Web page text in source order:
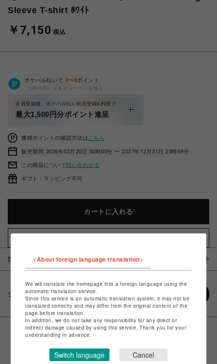
Sleeve T-shirt ﾎﾜｲﾄ
￥7,150 税込
ポケパル払いで 0〜0ポイント
（1P=1円）※キャンペーン分除く
会員登録後、ポケパル払い初回登録&利用で
最大1,500円分ポイント進呈
獲得ポイントの確認方法は こちら
販売期間 2026年02月20日 00時00分 〜 2027年12月31日 23時59分
この商品について問い合わせる
ギフト：ラッピング不可
カートに入れる
注意事項
シェアする
<About foreign language translation>
We will translate the homepage into a foreign language using the
automatic translation service.
Since this service is an automatic translation system, it may not be
translated correctly and may differ from the original content of the
page before translation.
In addition, we do not take any responsibility for any direct or
indirect damage caused by using this service. Thank you for your
understanding in advance.
Switch language Cancel